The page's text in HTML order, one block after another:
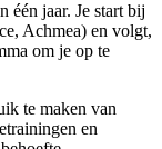
één jaar. Je start bij
Achmea) en volgt,
om je op te
te maken van
en